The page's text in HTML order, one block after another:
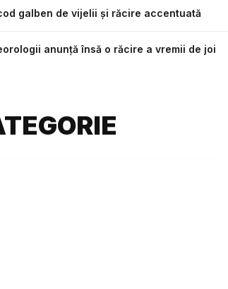
galben de vijelii și răcire accentuată
anunță însă o răcire a vremii de joi